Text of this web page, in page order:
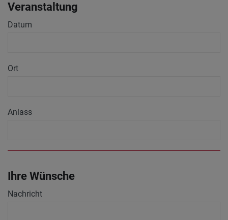
Veranstaltung
Datum
Ort
Anlass
Ihre Wünsche
Nachricht